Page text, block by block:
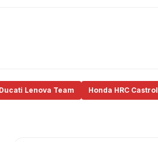
Ducati Lenova Team Honda HRC Castrol